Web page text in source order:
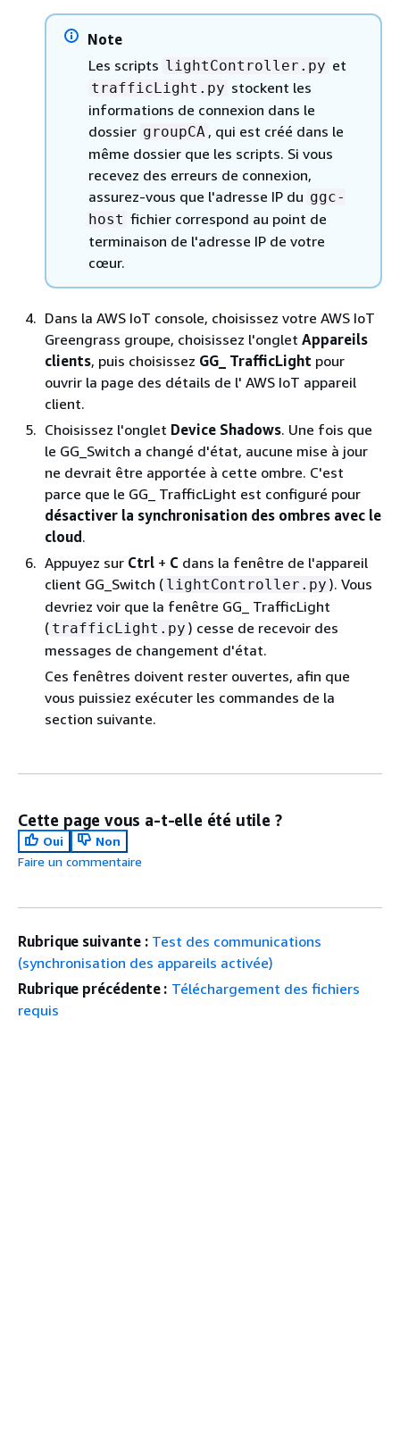
Note
Les scripts lightController.py et
trafficLight.py stockent les
informations de connexion dans le
dossier groupCA , qui est créé dans le
même dossier que les scripts. Si vous
recevez des erreurs de connexion,
assurez-vous que l'adresse IP du ggc-
host fichier correspond au point de
terminaison de l'adresse IP de votre
cœur.
Dans la AWS IoT console, choisissez votre AWS IoT
Greengrass groupe, choisissez l'onglet Appareils
clients, puis choisissez GG_ TrafficLight pour
ouvrir la page des détails de l' AWS IoT appareil
client.
Choisissez l'onglet Device Shadows. Une fois que
le GG_Switch a changé d'état, aucune mise à jour
ne devrait être apportée à cette ombre. C'est
parce que le GG_ TrafficLight est configuré pour
désactiver la synchronisation des ombres avec le
cloud.
Appuyez sur Ctrl + C dans la fenêtre de l'appareil
client GG_Switch ( lightController.py ). Vous
devriez voir que la fenêtre GG_ TrafficLight
( trafficLight.py ) cesse de recevoir des
messages de changement d'état.
Ces fenêtres doivent rester ouvertes, afin que
vous puissiez exécuter les commandes de la
section suivante.
Cette page vous a-t-elle été utile ?
Oui
Non
Faire un commentaire
Rubrique suivante : Test des communications
(synchronisation des appareils activée)
Rubrique précédente : Téléchargement des fichiers
requis